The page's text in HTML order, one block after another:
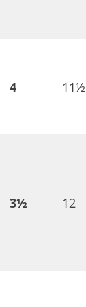
4 11½
3½ 12